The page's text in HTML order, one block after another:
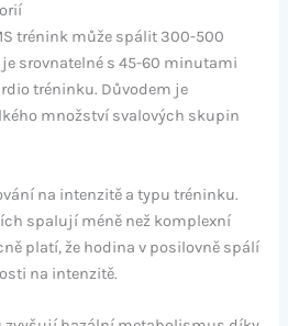
trénink může spálit 300-500
srovnatelné s 45-60 minutami
tréninku. Důvodem je
množství svalových skupin
na intenzitě a typu tréninku.
spalují méně než komplexní
platí, že hodina v posilovně spálí
na intenzitě.